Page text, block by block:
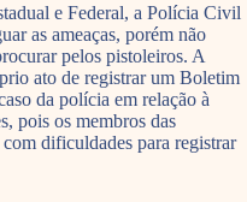
e Federal, a Polícia Civil
as ameaças, porém não
pelos pistoleiros. A
ato de registrar um Boletim
da polícia em relação à
pois os membros das
dificuldades para registrar